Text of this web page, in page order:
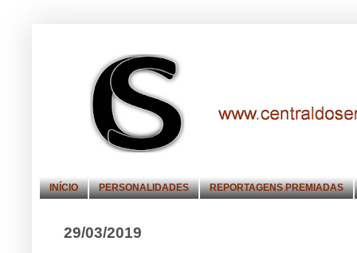
INÍCIO PERSONALIDADES REPORTAGENS PREMIADAS
29/03/2019